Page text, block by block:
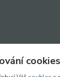
cookies